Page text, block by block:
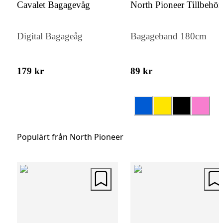
lock erbjuder den extra diskretion och
perfekt val för den medvetne resenären
Cavalet Bagagevåg
Digital Bagageåg
179 kr
North Pioneer Tillbehör
Bagageband 180cm
89 kr
Populärt från North Pioneer